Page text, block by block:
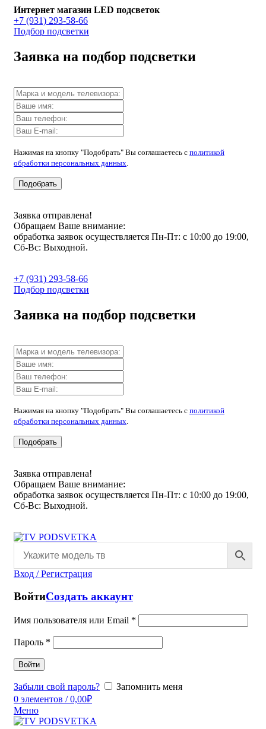
Интернет магазин LED подсветок
+7 (931) 293-58-66
Подбор подсветки
Заявка на подбор подсветки
Нажимая на кнопку "Подобрать" Вы соглашаетесь с политикой
обработки персональных данных
Подобрать
Заявка отправлена!
Обращаем Ваше внимание:
обработка заявок осуществляется Пн-Пт: с 10:00 до 19:00,
Сб-Вс: Выходной.
+7 (931) 293-58-66
Подбор подсветки
Заявка на подбор подсветки
Нажимая на кнопку "Подобрать" Вы соглашаетесь с политикой
обработки персональных данных
Подобрать
Заявка отправлена!
Обращаем Ваше внимание:
обработка заявок осуществляется Пн-Пт: с 10:00 до 19:00,
Сб-Вс: Выходной.
Вход / Регистрация
ВойтиСоздать аккаунт
Имя пользователя или Email *
Пароль *
Войти
Забыли свой пароль?
Запомнить меня
0 элементов / 0,00₽
Меню